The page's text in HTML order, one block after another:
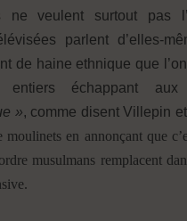
ne veulent surtout pas
parlent d’elles-
de haine ethnique que
entiers échappant aux
», comme disent Villepin
moulinets en annonçant que
musulmans remplacent